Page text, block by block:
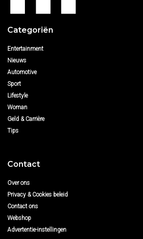
Categoriën
Entertainment
Nieuws
Automotive
Sport
Lifestyle
Woman
Geld & Carrière
Tips
Contact
Over ons
Privacy & Cookies beleid
Contact ons
Webshop
Advertentie-instellingen